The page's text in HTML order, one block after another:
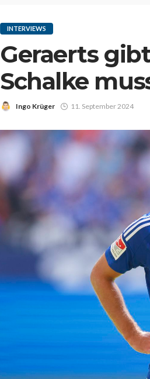
INTERVIEWS
Geraerts
Schalke
Ingo Krüger 11. September 2024